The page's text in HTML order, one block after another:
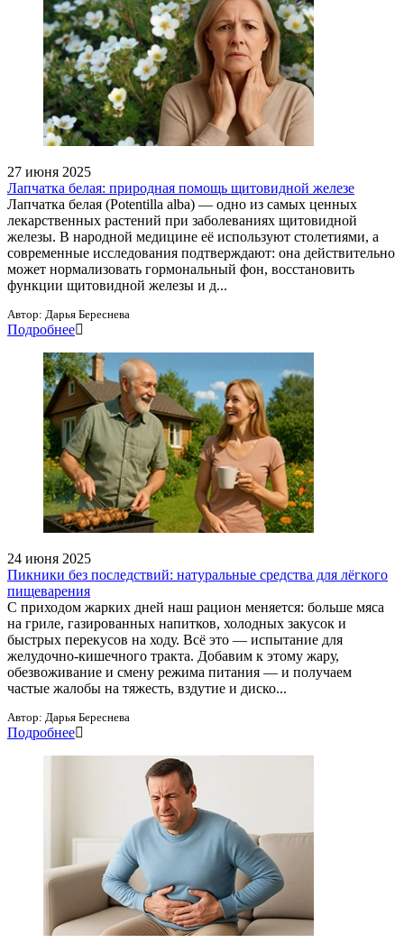
27 июня 2025
Лапчатка белая: природная помощь щитовидной железе
Лапчатка белая (Potentilla alba) — одно из самых ценных
лекарственных растений при заболеваниях щитовидной
железы. В народной медицине её используют столетиями, а
современные исследования подтверждают: она действительно
может нормализовать гормональный фон, восстановить
функции щитовидной железы и д...
Автор: Дарья Береснева
Подробнее
24 июня 2025
Пикники без последствий: натуральные средства для лёгкого
пищеварения
С приходом жарких дней наш рацион меняется: больше мяса
на гриле, газированных напитков, холодных закусок и
быстрых перекусов на ходу. Всё это — испытание для
желудочно-кишечного тракта. Добавим к этому жару,
обезвоживание и смену режима питания — и получаем
частые жалобы на тяжесть, вздутие и диско...
Автор: Дарья Береснева
Подробнее